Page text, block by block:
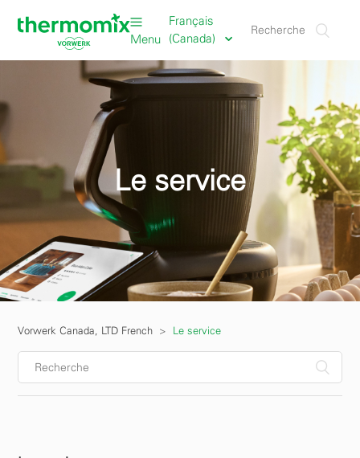
Menu
Français
(Canada)
Le service
Vorwerk Canada, LTD French Le service